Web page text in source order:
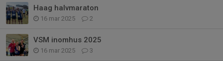
Haag halvmaraton
16 mar 2025 2
VSM inomhus 2025
16 mar 2025 3